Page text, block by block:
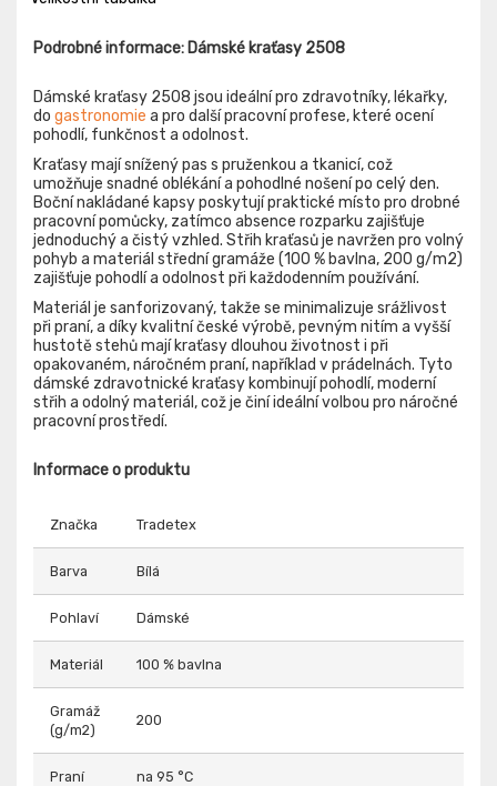
Podrobné informace: Dámské kraťasy 2508
Dámské kraťasy 2508 jsou ideální pro zdravotníky, lékařky,
do gastronomie a pro další pracovní profese, které ocení
pohodlí, funkčnost a odolnost.
Kraťasy mají snížený pas s pruženkou a tkanicí, což
umožňuje snadné oblékání a pohodlné nošení po celý den.
Boční nakládané kapsy poskytují praktické místo pro drobné
pracovní pomůcky, zatímco absence rozparku zajišťuje
jednoduchý a čistý vzhled. Střih kraťasů je navržen pro volný
pohyb a materiál střední gramáže (100 % bavlna, 200 g/m2)
zajišťuje pohodlí a odolnost při každodenním používání.
Materiál je sanforizovaný, takže se minimalizuje srážlivost
při praní, a díky kvalitní české výrobě, pevným nitím a vyšší
hustotě stehů mají kraťasy dlouhou životnost i při
opakovaném, náročném praní, například v prádelnách. Tyto
dámské zdravotnické kraťasy kombinují pohodlí, moderní
střih a odolný materiál, což je činí ideální volbou pro náročné
pracovní prostředí.
Informace o produktu
Značka Tradetex
Barva Bílá
Pohlaví Dámské
Materiál 100 % bavlna
Gramáž
(g/m2)
200
Praní na 95 °C